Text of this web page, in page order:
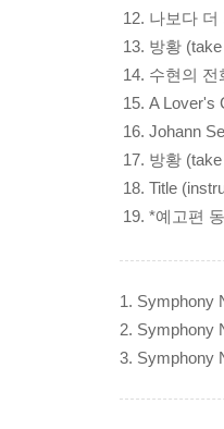
12. 나보다
13. 방황
14. 수현의 전
15. A Lover's
16. Johann
17. 방황
18. Title
19. *예고편
1. Symphony
2. Symphony
3. Symphony